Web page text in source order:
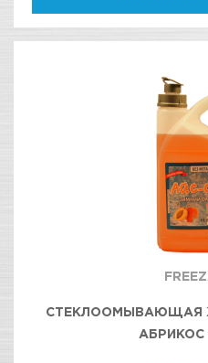
СТЕКЛООМЫВАЮЩАЯ
АБРИКОС